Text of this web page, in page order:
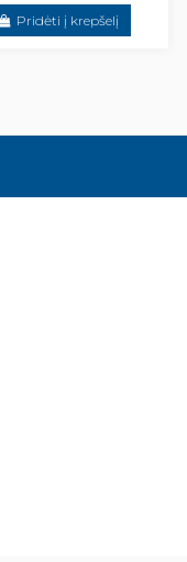
Pridėti į krepšelį